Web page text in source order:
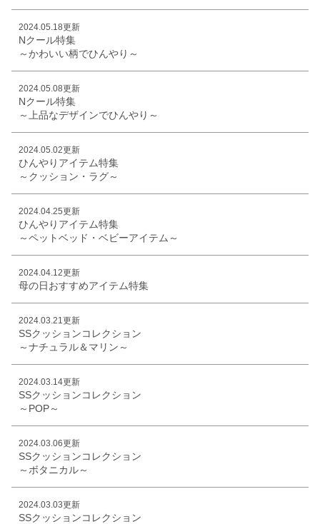
2024.05.18更新
Nクール特集
～かわいい柄でひんやり～
2024.05.08更新
Nクール特集
～上品なデザインでひんやり～
2024.05.02更新
ひんやりアイテム特集
～クッション・ラグ～
2024.04.25更新
ひんやりアイテム特集
～ペットベッド・ベビーアイテム～
2024.04.12更新
母の日おすすめアイテム特集
2024.03.21更新
SSクッションコレクション
～ナチュラル＆マリン～
2024.03.14更新
SSクッションコレクション
～POP～
2024.03.06更新
SSクッションコレクション
～ボタニカル～
2024.03.03更新
SSクッションコレクション